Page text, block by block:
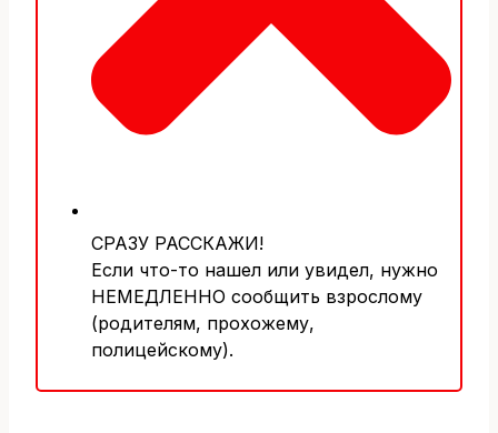
СРАЗУ РАССКАЖИ!
Если что-то нашел или увидел, нужно
НЕМЕДЛЕННО сообщить взрослому
(родителям, прохожему,
полицейскому).